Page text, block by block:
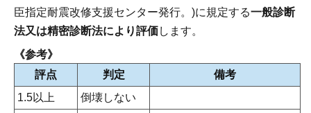
臣指定耐震改修支援センター発行。)に規定する一般診断
法又は精密診断法により評価します。
《参考》
評点
判定
備考
1.5以上
倒壊しない